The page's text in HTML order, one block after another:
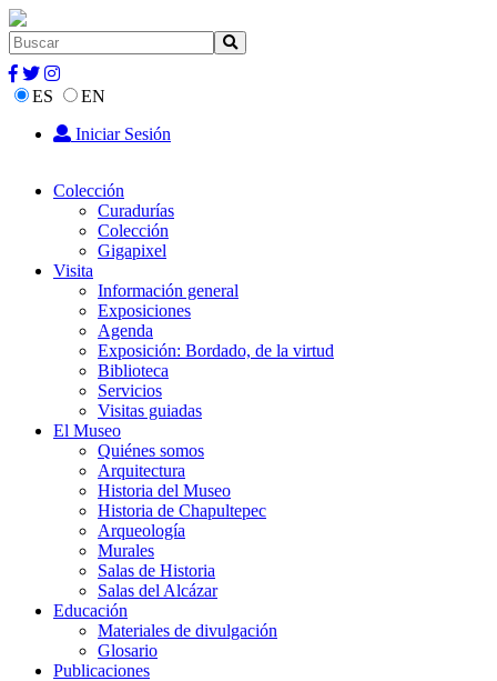
ES
EN
Iniciar Sesión
Colección
Curadurías
Colección
Gigapixel
Visita
Información general
Exposiciones
Agenda
Exposición: Bordado, de la virtud
Biblioteca
Servicios
Visitas guiadas
El Museo
Quiénes somos
Arquitectura
Historia del Museo
Historia de Chapultepec
Arqueología
Murales
Salas de Historia
Salas del Alcázar
Educación
Materiales de divulgación
Glosario
Publicaciones